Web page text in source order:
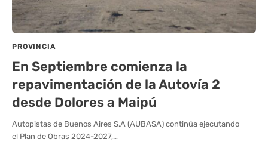
PROVINCIA
En Septiembre comienza la
repavimentación de la Autovía 2
desde Dolores a Maipú
Autopistas de Buenos Aires S.A (AUBASA) continúa ejecutando
el Plan de Obras 2024-2027,…